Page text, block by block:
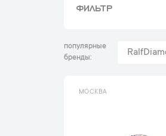
ФИЛЬТР
популярные
бренды
МОСКВА